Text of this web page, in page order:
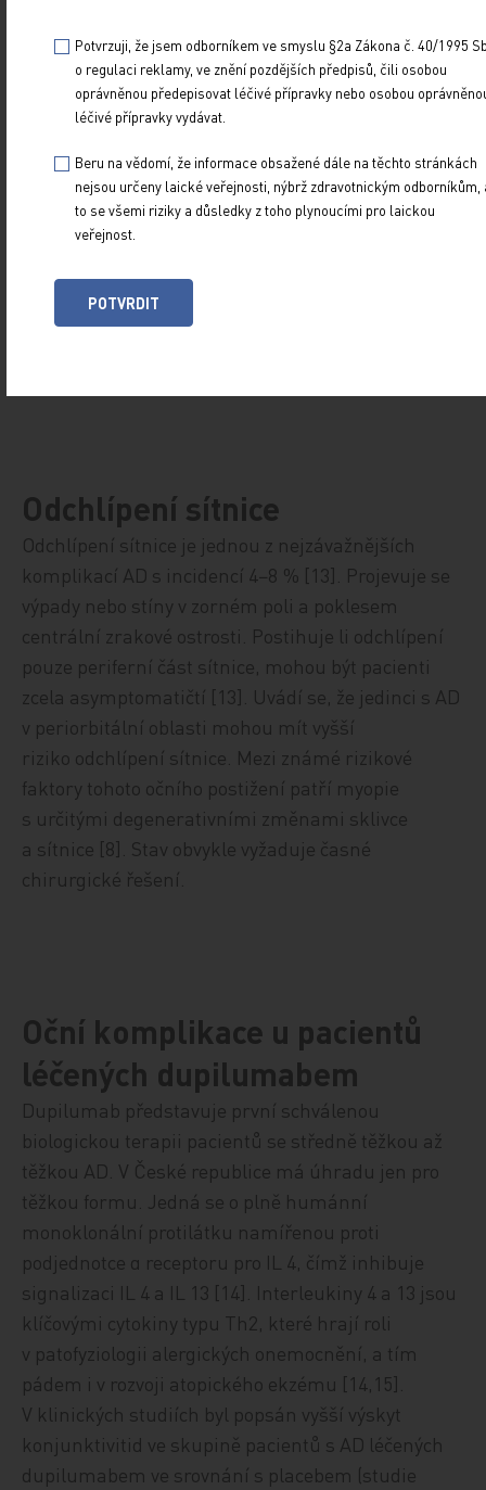
je více specifická pro AD, zatímco zadní
subkapsulární katarakta je asociována
i s dlouhodobou aplikací kortikoidů [11]. Etiologie
předmětem mnoha diskusí. Předpokládá se, že
souvisí se závažností AD, lokalizací lézí AD
na obličeji, přítomností chronického zánětu,
a v neposlední řadě hraje roli i genetická
predispozice [8]. V současné době je operace
Odchlípení sítnice
Odchlípení sítnice je jednou z nejzávažnějších
komplikací AD s incidencí 4−8 % [13]. Projevuje se
výpady nebo stíny v zorném poli a poklesem
centrální zrakové ostrosti. Postihuje li odchlípení
pouze periferní část sítnice, mohou být pacienti
zcela asymptomatičtí [13]. Uvádí se, že jedinci s AD
v periorbitální oblasti mohou mít vyšší
riziko odchlípení sítnice. Mezi známé rizikové
faktory tohoto očního postižení patří myopie
s určitými degenerativními změnami sklivce
a sítnice [8]. Stav obvykle vyžaduje časné
chirurgické řešení.
Oční komplikace u pacientů
léčených dupilumabem
Dupilumab představuje první schválenou
biologickou terapii pacientů se středně těžkou až
těžkou AD. V České republice má úhradu jen pro
těžkou formu. Jedná se o plně humánní
monoklonální protilátku namířenou proti
podjednotce α receptoru pro IL 4, čímž inhibuje
signalizaci IL 4 a IL 13 [14]. Interleukiny 4 a 13 jsou
klíčovými cytokiny typu Th2, které hrají roli
v patofyziologii alergických onemocnění, a tím
pádem i v rozvoji atopického ekzému [14,15].
V klinických studiích byl popsán vyšší výskyt
konjunktivitid ve skupině pacientů s AD léčených
dupilumabem ve srovnání s placebem (studie
Potvrzuji, že jsem odborníkem ve smyslu §2a Zákona č. 40/1995
o regulaci reklamy, ve znění pozdějších předpisů, čili osobou
oprávněnou předepisovat léčivé přípravky nebo osobou
léčivé přípravky vydávat.
Beru na vědomí, že informace obsažené dále na těchto stránkách
nejsou určeny laické veřejnosti, nýbrž zdravotnickým odborníkům,
to se všemi riziky a důsledky z toho plynoucími pro laickou
veřejnost.
POTVRDIT